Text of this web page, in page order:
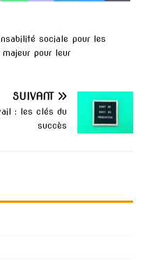
sociale pour les
pour leur
SUIVANT
: les clés du
succès